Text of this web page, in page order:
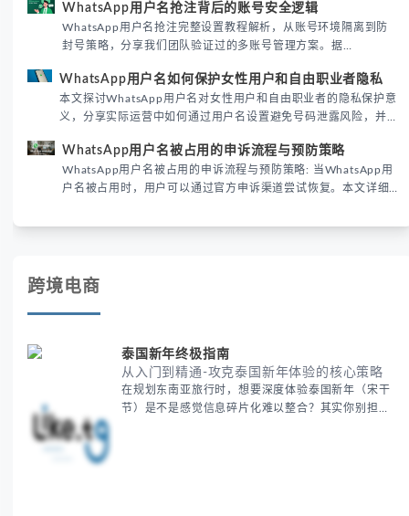
实际差异，帮助团队优化WhatsApp营销策略。
WhatsApp用户名抢注背后的账号安全逻辑
WhatsApp用户名抢注完整设置教程解析，从账号环境隔离到防
封号策略，分享我们团队验证过的多账号管理方案。据
定性直接影响转化率。
WhatsApp用户名如何保护女性用户和自由职业者隐私
本文探讨WhatsApp用户名对女性用户和自由职业者的隐私保护意
义，分享实际运营中如何通过用户名设置避免号码泄露风险，并提
已成为全球数字沟通的首要考量。
WhatsApp用户名被占用的申诉流程与预防策略
WhatsApp用户名被占用的申诉流程与预防策略: 当WhatsApp用
户名被占用时，用户可以通过官方申诉渠道尝试恢复。本文详细
WhatsApp账号安全。
跨境电商
泰国新年终极指南
从入门到精通-攻克泰国新年体验的核心策略
在规划东南亚旅行时，想要深度体验泰国新年（宋干
节）是不是感觉信息碎片化难以整合？其实你别担